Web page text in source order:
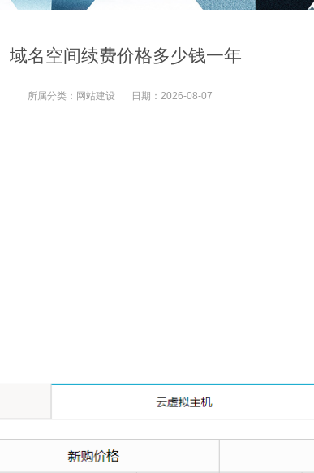
域名空间续费价格多少钱一年
所属分类： 网站建设 日期： 2026-08-07